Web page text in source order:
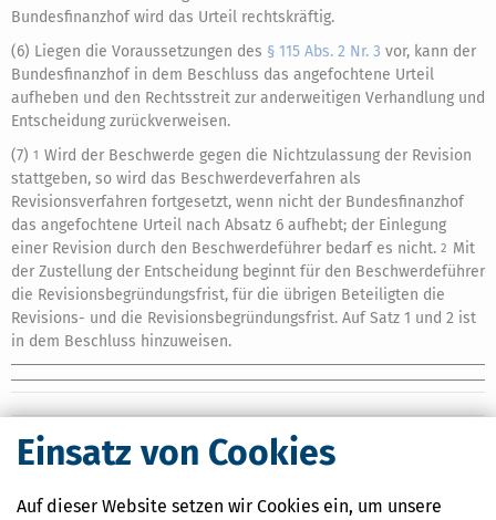
Einsatz von Cookies
Auf dieser Website setzen wir Cookies ein, um unsere
Bundesfinanzhof wird das Urteil rechtskräftig.
(6) Liegen die Voraussetzungen des § 115 Abs. 2 Nr. 3 vor, kann der
Bundesfinanzhof in dem Beschluss das angefochtene Urteil
aufheben und den Rechtsstreit zur anderweitigen Verhandlung und
Entscheidung zurückverweisen.
(7) 1 Wird der Beschwerde gegen die Nichtzulassung der Revision
stattgeben, so wird das Beschwerdeverfahren als
Revisionsverfahren fortgesetzt, wenn nicht der Bundesfinanzhof
das angefochtene Urteil nach Absatz 6 aufhebt; der Einlegung
einer Revision durch den Beschwerdeführer bedarf es nicht. 2 Mit
der Zustellung der Entscheidung beginnt für den Beschwerdeführer
die Revisionsbegründungsfrist, für die übrigen Beteiligten die
Revisions- und die Revisionsbegründungsfrist. Auf Satz 1 und 2 ist
in dem Beschluss hinzuweisen.
Ähnliche Themen
Finanzamt & Formalitäten